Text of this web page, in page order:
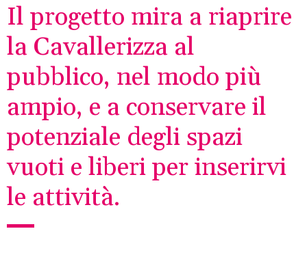
Il progetto mira a riaprire
la Cavallerizza al
pubblico, nel modo più
ampio, e a conservare il
potenziale degli spazi
vuoti e liberi per inserirvi
le attività.